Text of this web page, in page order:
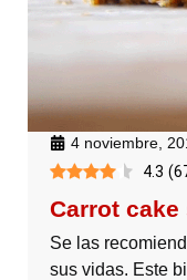
4 noviembre,
4.3 (
Carrot
Se las
sus vidas. Este